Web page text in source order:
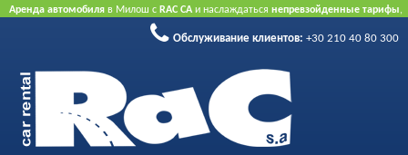
Аренда автомобиля в Милош с RAC CA и наслаждаться непревзойденные тарифы,
флот качества проката
принять преимущество нашего Интернет предлагает.Не нужна кредитная карта.
Обслуживание клиентов: +30 210 40 80 300